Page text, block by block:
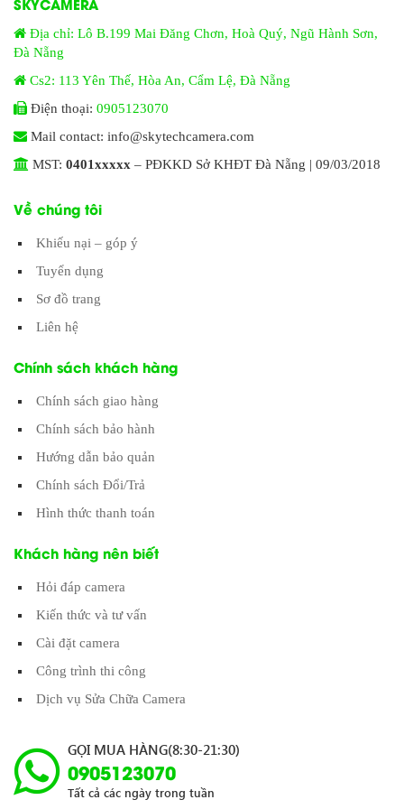
Địa chỉ: Lô B.199 Mai Đăng Chơn, Hoà Quý, Ngũ Hành Sơn,
Đà Nẵng
Cs2: 113 Yên Thế, Hòa An, Cẩm Lệ, Đà Nẵng
Điện thoại: 0905123070
Mail contact: info@skytechcamera.com
MST: 0401xxxxx – PĐKKD Sở KHĐT Đà Nẵng | 09/03/2018
Về chúng tôi
Khiếu nại – góp ý
Tuyển dụng
Sơ đồ trang
Liên hệ
Chính sách khách hàng
Chính sách giao hàng
Chính sách bảo hành
Hướng dẫn bảo quản
Chính sách Đổi/Trả
Hình thức thanh toán
Khách hàng nên biết
Hỏi đáp camera
Kiến thức và tư vấn
Cài đặt camera
Công trình thi công
Dịch vụ Sửa Chữa Camera
GỌI MUA HÀNG(8:30-21:30)
0905123070
Tất cả các ngày trong tuần